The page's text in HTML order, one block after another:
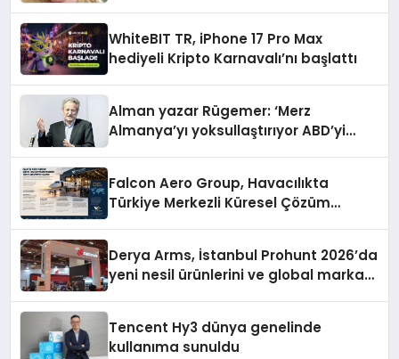
WhiteBIT TR, iPhone 17 Pro Max
hediyeli Kripto Karnavalı’nı başlattı
Alman yazar Rügemer: ‘Merz
Almanya’yı yoksullaştırıyor ABD’yi
Falcon Aero Group, Havacılıkta
Türkiye Merkezli Küresel Çözüm
Derya Arms, İstanbul Prohunt 2026’da
yeni nesil ürünlerini ve global marka
Tencent Hy3 dünya genelinde
kullanıma sunuldu